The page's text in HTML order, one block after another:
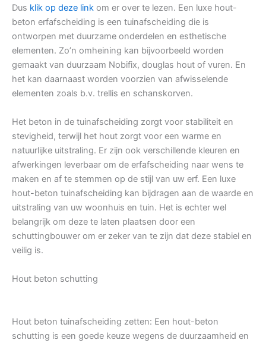
Dus klik op deze link om er over te lezen. Een luxe hout-
beton erfafscheiding is een tuinafscheiding die is
ontworpen met duurzame onderdelen en esthetische
elementen. Zo’n omheining kan bijvoorbeeld worden
gemaakt van duurzaam Nobifix, douglas hout of vuren. En
het kan daarnaast worden voorzien van afwisselende
elementen zoals b.v. trellis en schanskorven.
Het beton in de tuinafscheiding zorgt voor stabiliteit en
stevigheid, terwijl het hout zorgt voor een warme en
natuurlijke uitstraling. Er zijn ook verschillende kleuren en
afwerkingen leverbaar om de erfafscheiding naar wens te
maken en af te stemmen op de stijl van uw erf. Een luxe
hout-beton tuinafscheiding kan bijdragen aan de waarde en
uitstraling van uw woonhuis en tuin. Het is echter wel
belangrijk om deze te laten plaatsen door een
schuttingbouwer om er zeker van te zijn dat deze stabiel en
veilig is.
Hout beton schutting
Hout beton tuinafscheiding zetten: Een hout-beton
schutting is een goede keuze wegens de duurzaamheid en